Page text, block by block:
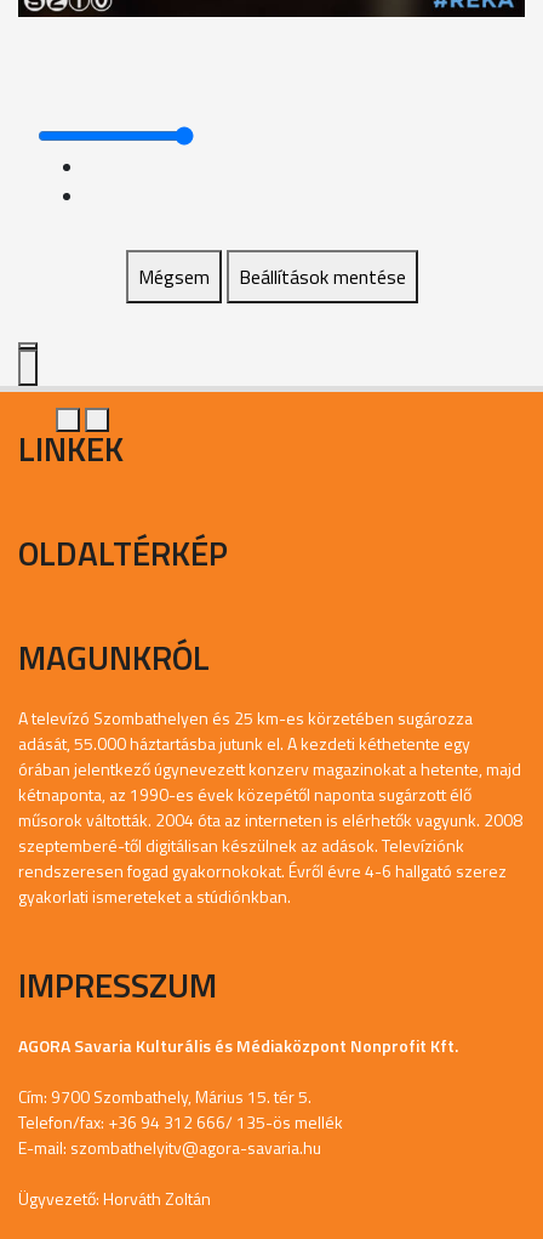
Mégsem Beállítások mentése
LINKEK
OLDALTÉRKÉP
MAGUNKRÓL
A televízó Szombathelyen és 25 km-es körzetében sugározza
adását, 55.000 háztartásba jutunk el. A kezdeti kéthetente egy
órában jelentkező úgynevezett konzerv magazinokat a hetente, majd
kétnaponta, az 1990-es évek közepétől naponta sugárzott élő
műsorok váltották. 2004 óta az interneten is elérhetők vagyunk. 2008
szeptemberé-től digitálisan készülnek az adások. Televíziónk
rendszeresen fogad gyakornokokat. Évről évre 4-6 hallgató szerez
gyakorlati ismereteket a stúdiónkban.
IMPRESSZUM
AGORA Savaria Kulturális és Médiaközpont Nonprofit Kft.
Cím: 9700 Szombathely, Márius 15. tér 5.
Telefon/fax: +36 94 312 666/ 135-ös mellék
E-mail: szombathelyitv@agora-savaria.hu
Ügyvezető: Horváth Zoltán